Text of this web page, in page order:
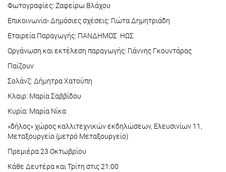
Φωτογραφίες: Ζαφείρω Βλάχου
Επικοινωνία- Δημόσιες σχέσεις: Γιώτα Δημητριάδη
Εταιρεία Παραγωγής: ΠΑΝΔΗΜΟΣ ΗΩΣ
Οργάνωση και εκτέλεση παραγωγής: Γιάννης Γκουντάρας
Παίζουν
Σολάνζ: Δήμητρα Χατούπη
Κλαιρ: Μαρία Σαββίδου
Κυρία: Μαρία Νίκα
«δήλος» χώρος καλλιτεχνικών εκδηλώσεων, Ελευσινίων 11,
Μεταξουργείο (μετρό Μεταξουργείο)
Πρεμιέρα 23 Οκτωβρίου
Κάθε Δευτέρα και Τρίτη στις 21:00